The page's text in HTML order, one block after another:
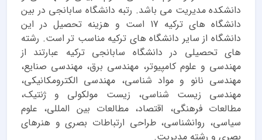
دانشکده مدیریت می باشد. رتبه دانشگاه سابانجی در بین
دانشگاه های ترکیه 17 است و هزینه تحصیل در این
دانشگاه از سایر دانشگاه های ترکیه مناسب تر است. رشته
های تحصیلی در دانشگاه سابانجی ترکیه عبارتند از
مهندسی و علوم کامپیوتر، مهندسی برق، مهندسی صنایع،
مهندسی نانو و مواد شناسی، مهندسی الکترومکانیکی،
مهندسی زیست شناسی، زیست مولکولی و ژنتیک،
مطالعات فرهنگی، اقتصاد، مطالعات بین المللی، علوم
سیاسی، روانشناسی، طراحی ارتباطات بصری و هنرهای
بصری و رشته مدیریت.